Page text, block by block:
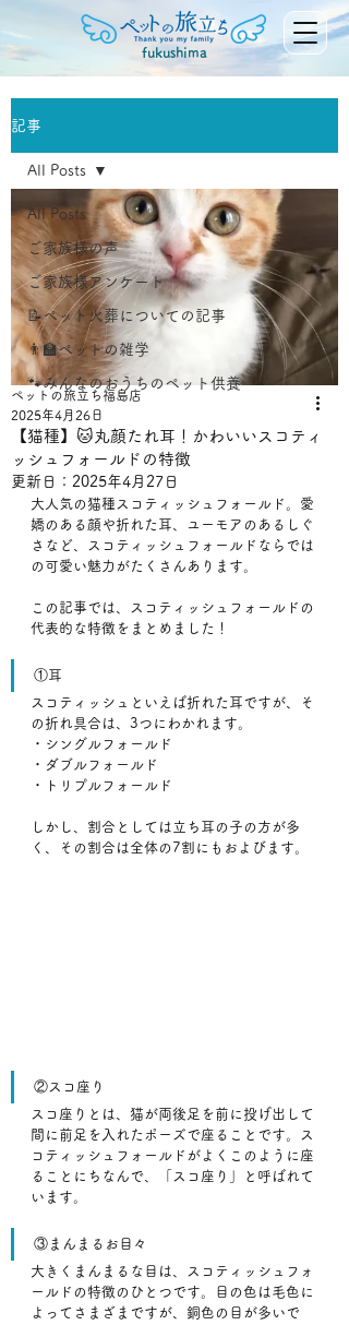
fukushima
記事
All Posts
ご家族様の声
ご家族様アンケート
📝ペット火葬についての記事
👨‍🏫ペットの雑学
🐾みんなのおうちのペット供養
All Posts
【猫種】🐱丸顔たれ耳！かわいいスコティ
ッシュフォールドの特徴
ペットの旅立ち福島店
2025年4月26日
更新日： 2025年4月27日
大人気の猫種スコティッシュフォールド。愛
嬌のある顔や折れた耳、ユーモアのあるしぐ
さなど、スコティッシュフォールドならでは
の可愛い魅力がたくさんあります。
この記事では、スコティッシュフォールドの
代表的な特徴をまとめました！
①耳
スコティッシュといえば折れた耳ですが、そ
の折れ具合は、3つにわかれます。
・シングルフォールド
・ダブルフォールド
・トリプルフォールド
しかし、割合としては立ち耳の子の方が多
く、その割合は全体の7割にもおよびます。
②スコ座り
スコ座りとは、猫が両後足を前に投げ出して
間に前足を入れたポーズで座ることです。ス
コティッシュフォールドがよくこのように座
ることにちなんで、「スコ座り」と呼ばれて
います。
③まんまるお目々
大きくまんまるな目は、スコティッシュフォ
ールドの特徴のひとつです。目の色は毛色に
よってさまざまですが、銅色の目が多いで